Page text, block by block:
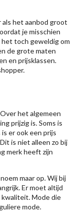
het aanbod groot
je misschien
toch geweldig om
de grote maten
en prijsklassen.
het algemeen
prijzig is. Soms is
er ook een prijs
is niet alleen zo bij
merk heeft zijn
maar op. Wij bij
Er moet altijd
Mode die
mode.